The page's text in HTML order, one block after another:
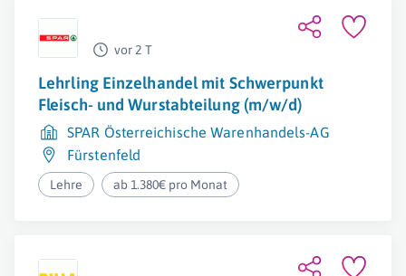
vor 2 T
Lehrling Einzelhandel mit Schwerpunkt
Fleisch- und Wurstabteilung (m/w/d)
SPAR Österreichische Warenhandels-AG
Fürstenfeld
Lehre ab 1.380€ pro Monat